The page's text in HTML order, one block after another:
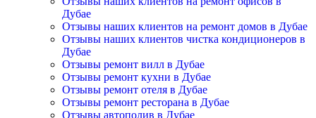
Дубае
Отзывы наших клиентов на ремонт домов в Дубае
Отзывы наших клиентов чистка кондиционеров в
Дубае
Отзывы ремонт вилл в Дубае
Отзывы ремонт кухни в Дубае
Отзывы ремонт отеля в Дубае
Отзывы ремонт ресторана в Дубае
Отзывы автополив в Дубае